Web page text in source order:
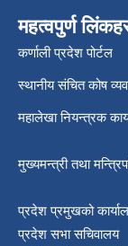
महत्वपुर्ण
कर्णाली प्रदेश पोर्टल
स्थानीय संचित कोष
महालेखा नियन्त्रक
मुख्यमन्त्री तथा
प्रदेश प्रमुखको
प्रदेश सभा सचिवालय